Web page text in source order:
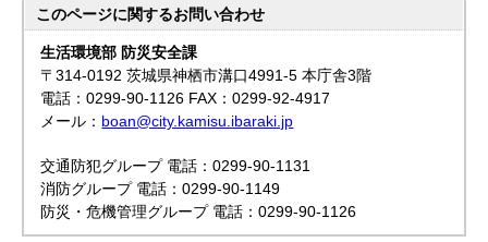
このページに関するお問い合わせ
生活環境部 防災安全課
〒314-0192 茨城県神栖市溝口4991-5 本庁舎3階
電話：0299-90-1126 FAX：0299-92-4917
メール： boan@city.kamisu.ibaraki.jp
交通防犯グループ 電話：0299-90-1131
消防グループ 電話：0299-90-1149
防災・危機管理グループ 電話：0299-90-1126